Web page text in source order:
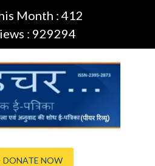
Month : 412
: 929294
(ISSN:2395-
DONATE NOW